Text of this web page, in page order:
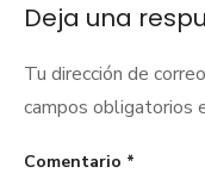
entradas
Deja una
Tu dirección de
campos obligatorios
Comentario *